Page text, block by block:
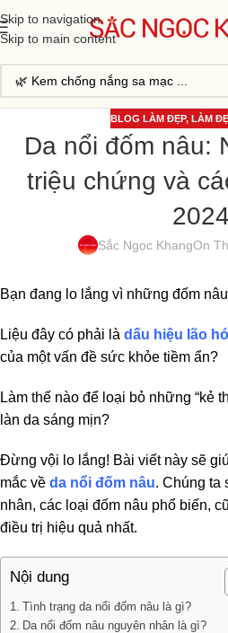
Skip to navigation
Skip to main content
BLOG LÀM ĐẸP, LÀM
Da nổi đốm nâu:
triệu chứng và
2024
Sắc Ngọc KhangOn
Bạn đang lo lắng vì những đốm
Liệu đây có phải là dấu hiệu lão
của một vấn đề sức khỏe tiềm ẩn?
Làm thế nào để loại bỏ những “kẻ
làn da sáng mịn?
Đừng vội lo lắng! Bài viết này sẽ
mắc về da nổi đốm nâu. Chúng ta
nhân, các loại đốm nâu phổ biến,
điều trị hiệu quả nhất.
Nội dung
Tình trạng da nổi đốm nâu là gì?
Da nổi đốm nâu nguyên nhân là gì?